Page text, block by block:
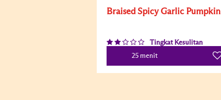
Braised Spicy Garlic Pumpkin
Tingkat Kesulitan
25 menit